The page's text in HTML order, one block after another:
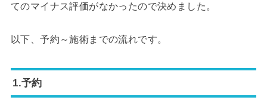
てのマイナス評価がなかったので決めました。
以下、予約～施術までの流れです。
1.予約